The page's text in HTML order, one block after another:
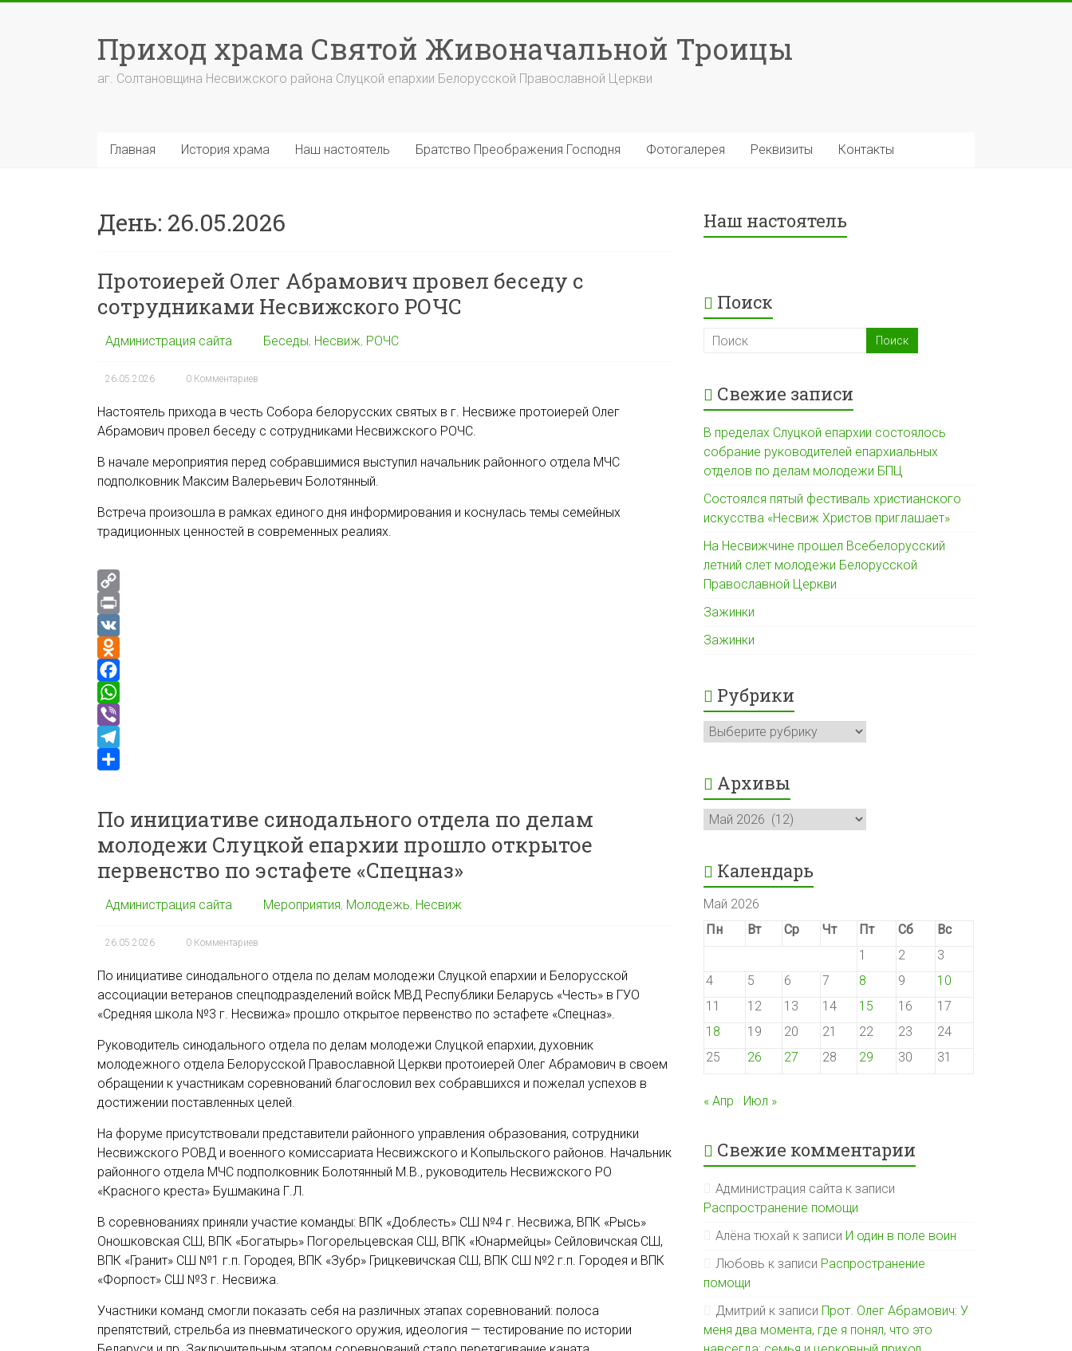
Приход храма Святой Живоначальной Троицы
аг. Солтановщина Несвижского района Слуцкой епархии Белорусской Православной Церкви
Главная История храма Наш настоятель Братство Преображения Господня Фотогалерея Реквизиты Контакты
День: 26.05.2026
Протоиерей Олег Абрамович провел беседу с
сотрудниками Несвижского РОЧС
Администрация сайта Беседы, Несвиж, РОЧС
26.05.2026 0 Комментариев
Настоятель прихода в честь Собора белорусских святых в г. Несвиже протоиерей Олег
Абрамович провел беседу с сотрудниками Несвижского РОЧС.
В начале мероприятия перед собравшимися выступил начальник районного отдела МЧС
подполковник Максим Валерьевич Болотянный.
Встреча произошла в рамках единого дня информирования и коснулась темы семейных
традиционных ценностей в современных реалиях.
C
o
p
y
L
n
k
P
n
t
V
K
O
d
n
o
k
s
s
n
F
a
c
e
o
k
W
h
a
A
p
p
V
r
T
e
g
r
п
р
а
По инициативе синодального отдела по делам
молодежи Слуцкой епархии прошло открытое
первенство по эстафете «Спецназ»
Администрация сайта Мероприятия, Молодежь, Несвиж
26.05.2026 0 Комментариев
По инициативе синодального отдела по делам молодежи Слуцкой епархии и Белорусской
ассоциации ветеранов спецподразделений войск МВД Республики Беларусь «Честь» в ГУО
«Средняя школа №3 г. Несвижа» прошло открытое первенство по эстафете «Спецназ».
Руководитель синодального отдела по делам молодежи Слуцкой епархии, духовник
молодежного отдела Белорусской Православной Церкви протоиерей Олег Абрамович в своем
обращении к участникам соревнований благословил вех собравшихся и пожелал успехов в
достижении поставленных целей.
На форуме присутствовали представители районного управления образования, сотрудники
Несвижского РОВД и военного комиссариата Несвижского и Копыльского районов. Начальник
районного отдела МЧС подполковник Болотянный М.В., руководитель Несвижского РО
«Красного креста» Бушмакина Г.Л.
В соревнованиях приняли участие команды: ВПК «Доблесть» СШ №4 г. Несвижа, ВПК «Рысь»
Оношковская СШ, ВПК «Богатырь» Погорельцевская СШ, ВПК «Юнармейцы» Сейловичская СШ,
ВПК «Гранит» СШ №1 г.п. Городея, ВПК «Зубр» Грицкевичская СШ, ВПК СШ №2 г.п. Городея и ВПК
«Форпост» СШ №3 г. Несвижа.
Участники команд смогли показать себя на различных этапах соревнований: полоса
препятствий, стрельба из пневматического оружия, идеология — тестирование по истории
Наш настоятель
Поиск
Свежие записи
В пределах Слуцкой епархии состоялось
собрание руководителей епархиальных
отделов по делам молодежи БПЦ
Состоялся пятый фестиваль христианского
искусства «Несвиж Христов приглашает»
На Несвижчине прошел Всебелорусский
летний слет молодежи Белорусской
Православной Церкви
Зажинки
Зажинки
Рубрики
Рубрики
Архивы
Архивы
Календарь
Май 2026
Пн
Вт Ср Чт Пт Сб
Вс
1
2
3
4
5 6 7 8 9
10
11
12 13 14 15 16
17
18
19 20 21 22 23
24
25
26 27 28 29 30 31
« Апр Июл »
Свежие комментарии
Администрация сайта к записи
Распространение помощи
Алёна тюхай к записи И один в поле воин
Любовь к записи Распространение
помощи
Дмитрий к записи Прот. Олег Абрамович: У
меня два момента, где я понял, что это